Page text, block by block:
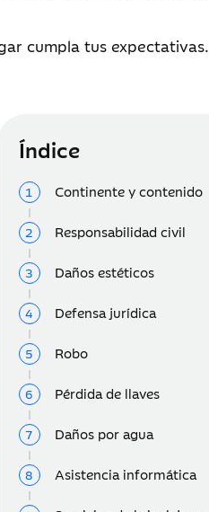
cumpla tus expectativas.
Índice
Continente y contenido
Responsabilidad civil
Daños estéticos
Defensa jurídica
Robo
Pérdida de llaves
Daños por agua
Asistencia informática